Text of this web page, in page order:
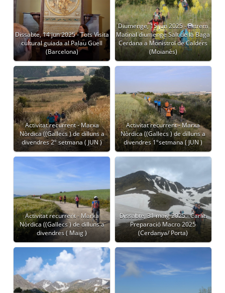
Dissabte, 14 jun 2025 - Tots Visita
cultural guiada al Palau Güell
(Barcelona)
Diumenge, 15 jun 2025 - Extrem
Matinal diumenge Salt de la Baga
Cerdana a Monistrol de Calders
(Moianès)
Activitat recurrent - Marxa
Nòrdica ((Gallecs ) de dilluns a
divendres 2º setmana ( JUN )
Activitat recurrent - Marxa
Nòrdica ((Gallecs ) de dilluns a
divendres 1ºsetmana ( JUN )
Activitat recurrent - Marxa
Nòrdica ((Gallecs ) de dilluns a
divendres ( Maig )
Dissabte, 31 maig 2025 - Carlit.
Preparació Macro 2025
(Cerdanya/ Porta)